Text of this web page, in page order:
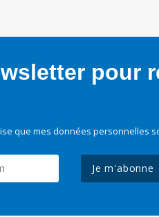
pour
que mes données personnelles
Je m'abonne